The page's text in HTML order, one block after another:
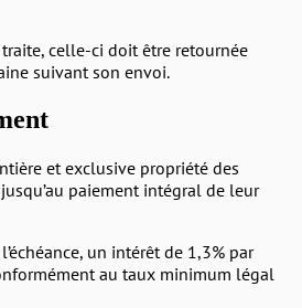
celle-ci doit être retournée
suivant son envoi.
et exclusive propriété des
paiement intégral de leur
un intérêt de 1,3% par
au taux minimum légal